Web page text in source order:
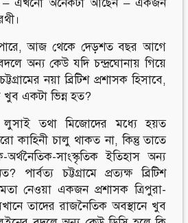
– এখনো অনেকটা আছেন – একজন
পারে, আজ থেকে দেড়শত বছর আগে
অন্য কেউ যদি চন্দ্রঘোনায় গিয়ে
নয়া ব্রিটিশ প্রশাসক হিসাবে,
খুব একটা ভিন্ন হত?
লুসাই তথা মিজোদের মধ্যে হয়ত
কাহিনী চালু থাকত না, কিন্তু তাতে
সাংস্কৃতিক ইতিহাস অন্য
চট্টগ্রামে প্রত্যক্ষ ব্রিটিশ
নেওয়া একজন প্রশাসক ত্রিপুরা-
তাদের রাজনৈতিক অবস্থানে খুব